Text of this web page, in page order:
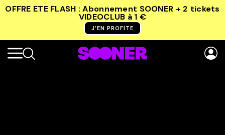
OFFRE ETE FLASH : Abonnement SOONER + 2 tickets
VIDEOCLUB à 1 €
J’EN PROFITE